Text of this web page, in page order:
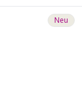
Neu